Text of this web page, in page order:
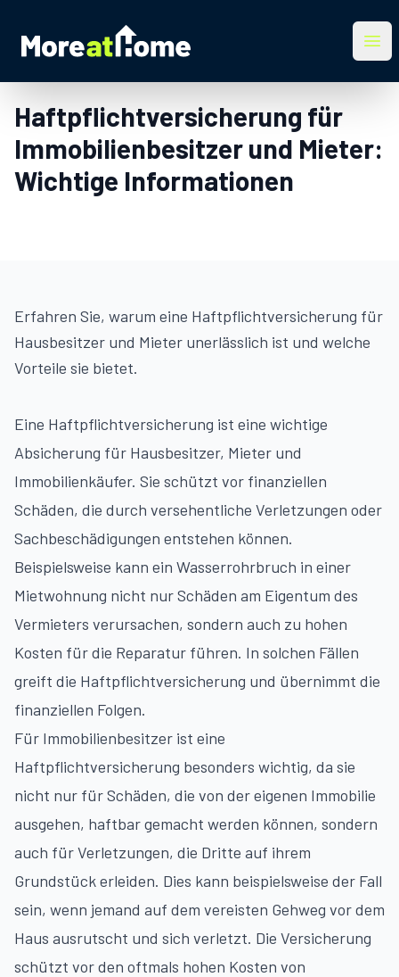
More at Home
Haftpflichtversicherung für
Immobilienbesitzer und Mieter:
Wichtige Informationen
Erfahren Sie, warum eine Haftpflichtversicherung für
Hausbesitzer und Mieter unerlässlich ist und welche
Vorteile sie bietet.
Eine Haftpflichtversicherung ist eine wichtige
Absicherung für Hausbesitzer, Mieter und
Immobilienkäufer. Sie schützt vor finanziellen
Schäden, die durch versehentliche Verletzungen oder
Sachbeschädigungen entstehen können.
Beispielsweise kann ein Wasserrohrbruch in einer
Mietwohnung nicht nur Schäden am Eigentum des
Vermieters verursachen, sondern auch zu hohen
Kosten für die Reparatur führen. In solchen Fällen
greift die Haftpflichtversicherung und übernimmt die
finanziellen Folgen.
Für Immobilienbesitzer ist eine
Haftpflichtversicherung besonders wichtig, da sie
nicht nur für Schäden, die von der eigenen Immobilie
ausgehen, haftbar gemacht werden können, sondern
auch für Verletzungen, die Dritte auf ihrem
Grundstück erleiden. Dies kann beispielsweise der Fall
sein, wenn jemand auf dem vereisten Gehweg vor dem
Haus ausrutscht und sich verletzt. Die Versicherung
schützt vor den oftmals hohen Kosten von